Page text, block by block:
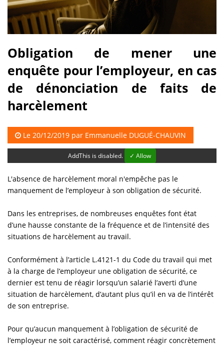
Obligation de mener une
enquête pour l’employeur, en cas
de dénonciation de faits de
harcèlement
Le 20/12/2019 par Emmanuelle DUGUÉ-CHAUVIN
AddThis is disabled. ✓ Allow
L'absence de harcèlement moral n'empêche pas le
manquement de l’employeur à son obligation de sécurité.
Dans les entreprises, de nombreuses enquêtes font état
d’une hausse constante de la fréquence et de l’intensité des
situations de harcèlement au travail.
Conformément à l’article L.4121-1 du Code du travail qui met
à la charge de l’employeur une obligation de sécurité, ce
dernier est tenu de réagir lorsqu’un salarié l’averti d’une
situation de harcèlement, d’autant plus qu’il en va de l’intérêt
de son entreprise.
Pour qu’aucun manquement à l’obligation de sécurité de
l’employeur ne soit caractérisé, comment réagir concrètement